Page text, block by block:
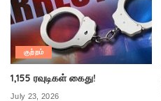
குற்றம்
1,155 ரவுடிகள் கைது!
July 23, 2026